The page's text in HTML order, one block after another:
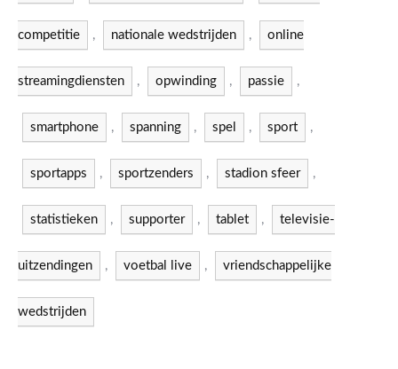
competitie , nationale wedstrijden , online
streamingdiensten , opwinding , passie ,
smartphone , spanning , spel , sport ,
sportapps , sportzenders , stadion sfeer ,
statistieken , supporter , tablet , televisie-
uitzendingen , voetbal live , vriendschappelijke
wedstrijden